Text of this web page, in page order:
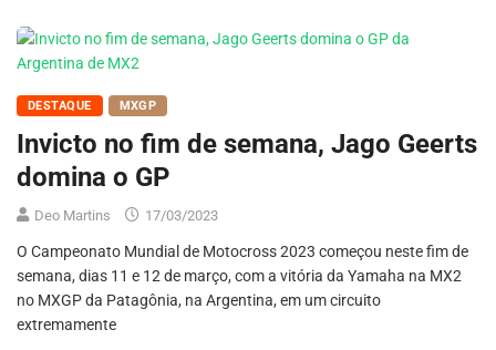
DESTAQUE MXGP
Invicto no fim de semana, Jago Geerts
domina o GP
Deo Martins 17/03/2023
O Campeonato Mundial de Motocross 2023 começou neste fim de
semana, dias 11 e 12 de março, com a vitória da Yamaha na MX2
no MXGP da Patagônia, na Argentina, em um circuito
extremamente